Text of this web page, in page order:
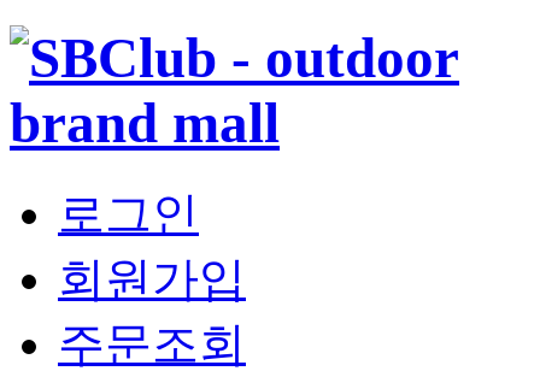
로그인
회원가입
주문조회